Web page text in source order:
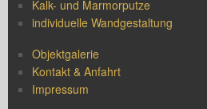
Kalk- und Marmorputze
individuelle Wandgestaltung
Objektgalerie
Kontakt & Anfahrt
Impressum